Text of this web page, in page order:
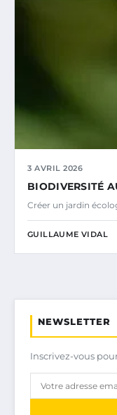
3 AVRIL 2026
BIODIVERSITÉ
Créer un jardin
GUILLAUME VIDAL
NEWSLETTER
Inscrivez-vous